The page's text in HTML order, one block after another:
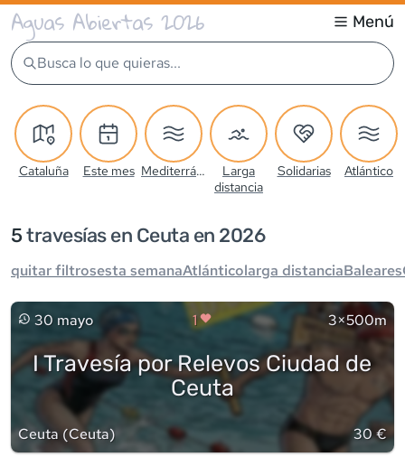
Aguas Abiertas 2026 Menú
Busca lo que quieras...
Cataluña Este mes Mediterráneo
Larga
distancia
Solidarias Atlántico
5travesías en Ceuta en 2026
quitar filtrosesta semanaAtlánticolarga distanciaBaleares
30 mayo 1 3×500m
I Travesía por Relevos Ciudad de
Ceuta
Ceuta (Ceuta) 30 €